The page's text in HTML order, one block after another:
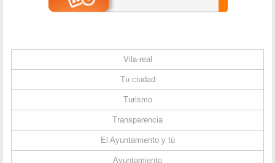
Vila-real
Tu ciudad
Turismo
Transparencia
El Ayuntamiento y tú
Ayuntamiento